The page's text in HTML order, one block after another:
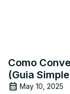
Como
(Guia
May 10, 2025